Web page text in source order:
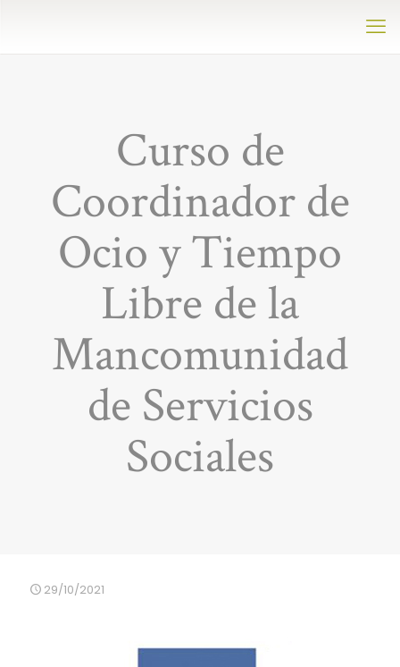
Curso de
Coordinador de
Ocio y Tiempo
Libre de la
Mancomunidad
de Servicios
Sociales
29/10/2021